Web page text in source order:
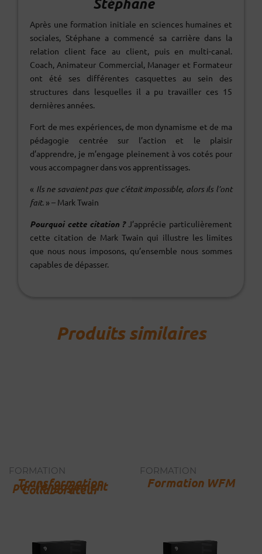
Après une formation initiale en sciences humaines et
sociales, Stéphane a commencé sa carrière dans la
relation client face au client, puis en multi-canal.
Coach, Animateur Commercial, Manager et Formateur
ont été ses différentes casquettes au sein des
structures dans lesquelles il a pu travailler ces 15
dernières années.
Fort de mes expériences, de mon dynamisme et de ma
pédagogie centrée sur l’action et le plaisir
d’apprendre, je m’engage pleinement à vos cotés pour
vous accompagner dans vos apprentissages.
« Ils ne savaient pas que c’était impossible, alors ils l’ont
fait. » – Mark Twain
Pourquoi cette citation ?J’apprécie particulièrement
cette citation de Mark Twain qui illustre les limites
que nous nous imposons, qu’ensemble nous sommes
capables de dépasser.
Produits similaires
FORMATION
Transformation
par l’engagement
Collaborateur
FORMATION
Formation WFM